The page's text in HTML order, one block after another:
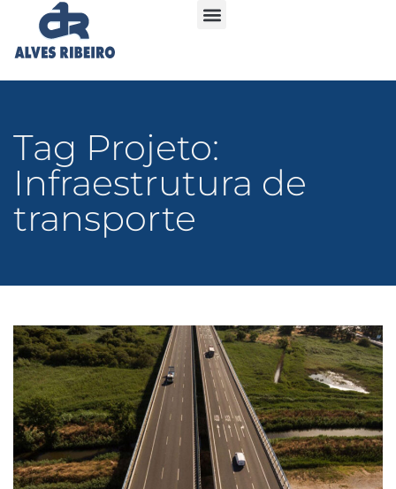
Tag Projeto:
Infraestrutura de
transporte